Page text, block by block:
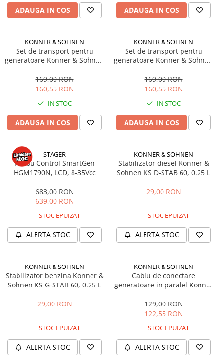
Depozitare gradina
Gratare si accesorii
Echipamente curatenie
Aparate de spalat cu presiune
Freze de zapada
Suflante & Aspiratoare frunze
Accesorii echipamente curatenie
Dispozitive de imprastiat si
semanat
Unelte taiat
Roabe si carucioare
Alte unelte de gradinarit
Casti de protectie
Manusi de lucru
Electrice si Iluminat
Sisteme fotovoltaice
Prize & Prelungitoare
Betoniere
Accesorii betoniere
Depozitare, transport si protectie
Echipamente de ridicat
Echipamente pentru transport
Accesorii pentru depozitare,
transport
Tehnica diamantata
Masini de carotat
Masini de canelat
Carote diamantate
Freze diamantate
Masini de sapat
Foreze pentru subtraversari
Tubulatura evacuare deseuri
Parapeti rutieri
Arzatoare izolatii cu gaz
Cazane Hobby
Cazane Diamond
Accesorii cazane tuica
ADAUGA IN COS ADAUGA IN COS
KONNER & SOHNEN
Set de transport pentru
generatoare Konner & Sohnen
169,00 RON
160,55 RON
IN STOC
ADAUGA IN COS
KONNER & SOHNEN
Set de transport pentru
generatoare Konner & Sohnen
169,00 RON
160,55 RON
IN STOC
ADAUGA IN COS
STAGER
Panou Control SmartGen
HGM1790N, LCD, 8-35Vcc
683,00 RON
639,00 RON
STOC EPUIZAT
ALERTA STOC
KONNER & SOHNEN
Stabilizator diesel Konner &
Sohnen KS D-STAB 60, 0.25 L
29,00 RON
STOC EPUIZAT
ALERTA STOC
KONNER & SOHNEN
Stabilizator benzina Konner &
Sohnen KS G-STAB 60, 0.25 L
29,00 RON
STOC EPUIZAT
ALERTA STOC
KONNER & SOHNEN
Cablu de conectare
generatoare in paralel Konner
129,00 RON
122,55 RON
STOC EPUIZAT
ALERTA STOC